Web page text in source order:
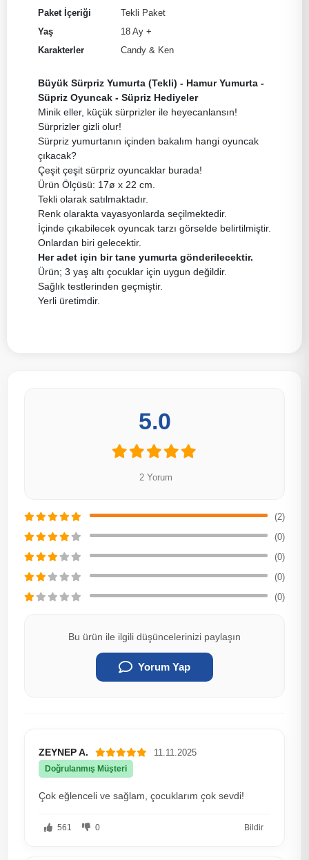
Paket İçeriği
Tekli Paket
Yaş
18 Ay +
Karakterler
Candy & Ken
Büyük Sürpriz Yumurta (Tekli) - Hamur Yumurta -
Süpriz Oyuncak - Süpriz Hediyeler
Minik eller, küçük sürprizler ile heyecanlansın!
Sürprizler gizli olur!
Sürpriz yumurtanın içinden bakalım hangi oyuncak
çıkacak?
Çeşit çeşit sürpriz oyuncaklar burada!
Ürün Ölçüsü: 17ø x 22 cm.
Tekli olarak satılmaktadır.
Renk olarakta vayasyonlarda seçilmektedir.
İçinde çıkabilecek oyuncak tarzı görselde belirtilmiştir.
Onlardan biri gelecektir.
Her adet için bir tane yumurta gönderilecektir.
Ürün; 3 yaş altı çocuklar için uygun değildir.
Sağlık testlerinden geçmiştir.
Yerli üretimdir.
5.0
2 Yorum
(2)
(0)
(0)
(0)
(0)
Bu ürün ile ilgili düşüncelerinizi paylaşın
Yorum Yap
ZEYNEP A. 11.11.2025
Doğrulanmış Müşteri
Çok eğlenceli ve sağlam, çocuklarım çok sevdi!
561 0 Bildir